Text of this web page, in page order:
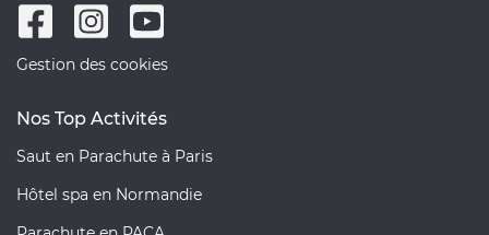
Gestion des cookies
Nos Top Activités
Saut en Parachute à Paris
Hôtel spa en Normandie